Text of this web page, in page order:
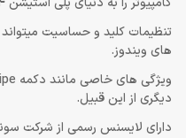
تنظیمات کلید و حساسیت میتواند
های ویندوز.
دیگری از این قبیل.
دارای لایسنس رسمی از شرکت